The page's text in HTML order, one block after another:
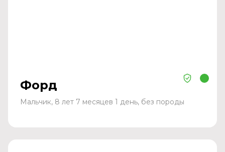
Форд
Мальчик, 8 лет 7 месяцев 1 день, без породы